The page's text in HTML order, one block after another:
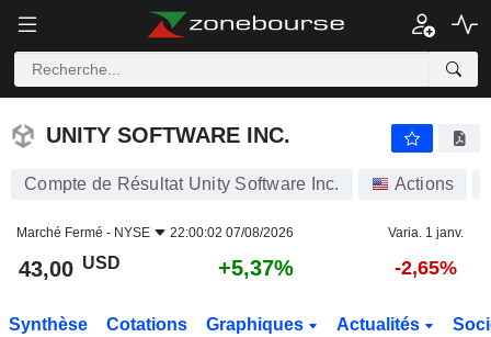
UNITY SOFTWARE INC.
UNITY SOFTWARE INC.
Compte de Résultat Unity Software Inc. Actions
Marché Fermé - NYSE 22:00:02 07/08/2026 Varia. 1 janv.
43,00 USD +5,37% -2,65%
Synthèse Cotations Graphiques Actualités